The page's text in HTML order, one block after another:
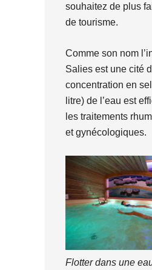
souhaitez de plus
de tourisme.
Comme son nom
Salies est une cité
concentration en
litre) de l’eau est
les traitements
et gynécologiques.
Flotter dans une